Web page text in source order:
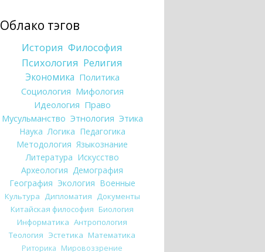
Облако тэгов
История Философия
Психология Религия
Экономика Политика
Социология Мифология
Идеология Право
Мусульманство Этнология Этика
Наука Логика Педагогика
Методология Языкознание
Литература Искусство
Археология Демография
География Экология Военные
Культура Дипломатия Документы
Китайская философия Биология
Информатика Антропология
Теология Эстетика Математика
Риторика Мировоззрение